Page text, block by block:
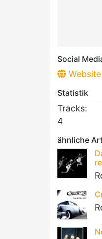
Social
Website
Statistik
Tracks:
4
ähnliche